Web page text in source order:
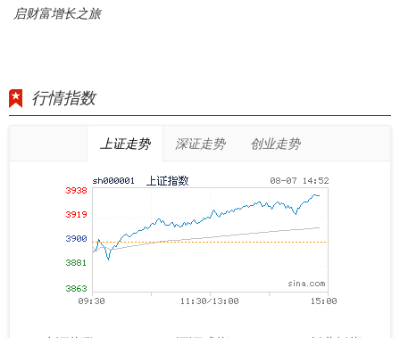
启财富增长之旅
行情指数
上证走势 深证走势 创业走势